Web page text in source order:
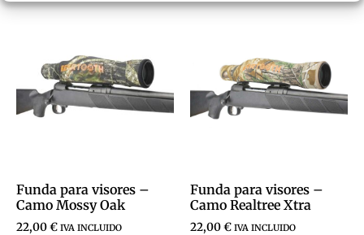
Funda para visores –
Camo Mossy Oak
22,00€ IVA INCLUIDO
Funda para visores –
Camo Realtree Xtra
22,00€ IVA INCLUIDO